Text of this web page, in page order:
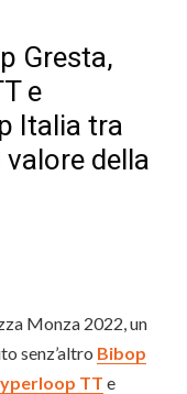
Gresta,
e
Italia tra
della
Monza 2022, un
senz’altro Bibop
TT e